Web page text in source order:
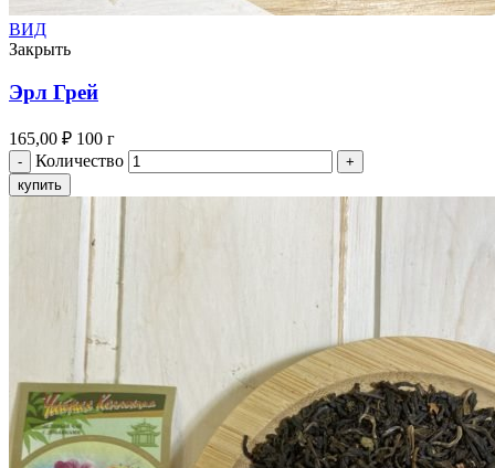
ВИД
Закрыть
Эрл Грей
165,00 ₽ 100 г
Количество
купить